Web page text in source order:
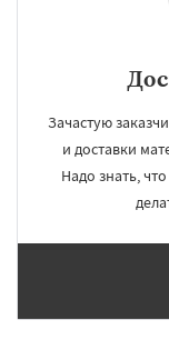
Зачастую
и доставки
Надо знать,